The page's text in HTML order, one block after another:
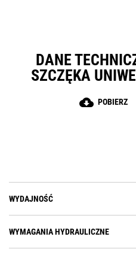
DANE
SZCZĘKA
cloud_download POBIERZ
WYDAJNOŚĆ
WYMAGANIA HYDRAULICZNE